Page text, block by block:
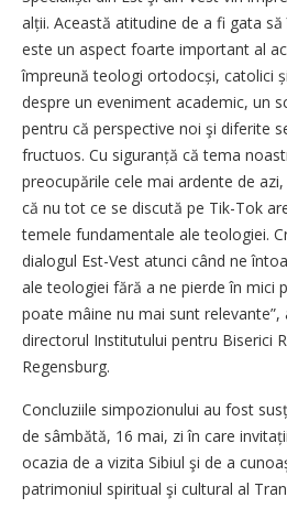
alții. Această atitudine de a fi gata
este un aspect foarte important al
împreună teologi ortodocși, catolici
despre un eveniment academic, un
pentru că perspective noi şi diferite
fructuos. Cu siguranță că tema
preocupările cele mai ardente de
că nu tot ce se discută pe Tik-Tok
temele fundamentale ale teologiei.
dialogul Est-Vest atunci când ne
ale teologiei fără a ne pierde în mici
poate mâine nu mai sunt relevante”,
directorul Institutului pentru Biserici
Regensburg.
Concluziile simpozionului au fost
de sâmbătă, 16 mai, zi în care
ocazia de a vizita Sibiul şi de a
patrimoniul spiritual şi cultural al